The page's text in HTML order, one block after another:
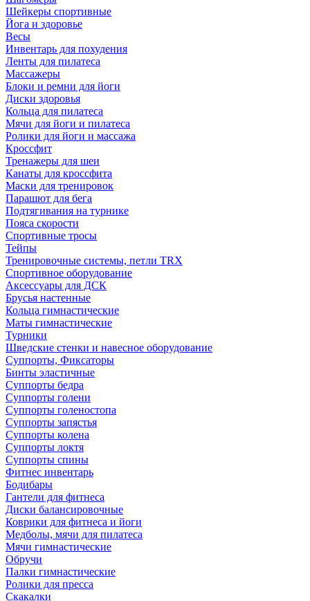
Шейкеры спортивные
Йога и здоровье
Весы
Инвентарь для похудения
Ленты для пилатеса
Массажеры
Блоки и ремни для йоги
Диски здоровья
Кольца для пилатеса
Мячи для йоги и пилатеса
Ролики для йоги и массажа
Кроссфит
Тренажеры для шеи
Канаты для кроссфита
Маски для тренировок
Парашют для бега
Подтягивания на турнике
Пояса скорости
Спортивные тросы
Тейпы
Тренировочные системы, петли TRX
Спортивное оборудование
Аксессуары для ДСК
Брусья настенные
Кольца гимнастические
Маты гимнастические
Турники
Шведские стенки и навесное оборудование
Суппорты, Фиксаторы
Бинты эластичные
Суппорты бедра
Суппорты голени
Суппорты голеностопа
Суппорты запястья
Суппорты колена
Суппорты локтя
Суппорты спины
Фитнес инвентарь
Бодибары
Гантели для фитнеса
Диски балансировочные
Коврики для фитнеса и йоги
Медболы, мячи для пилатеса
Мячи гимнастические
Обручи
Палки гимнастические
Ролики для пресса
Скакалки